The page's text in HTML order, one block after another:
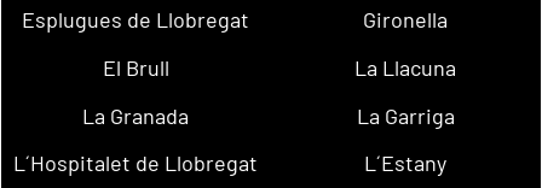
Esplugues de Llobregat
Gironella
El Brull
La Llacuna
La Granada
La Garriga
L´Hospitalet de Llobregat
L´Estany